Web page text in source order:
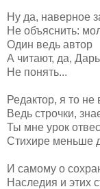
Ну да, наверное
Не объяснить:
Один ведь автор
А читают, да,
Не понять...
Редактор, я то не
Ведь строчки,
Ты мне урок
Стихире меньше
И самому о
Наследия и этих